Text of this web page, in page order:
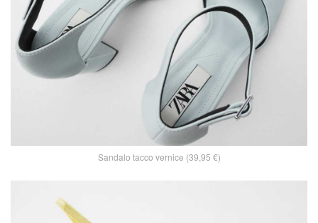
Sandalo tacco vernice (39,95 €)